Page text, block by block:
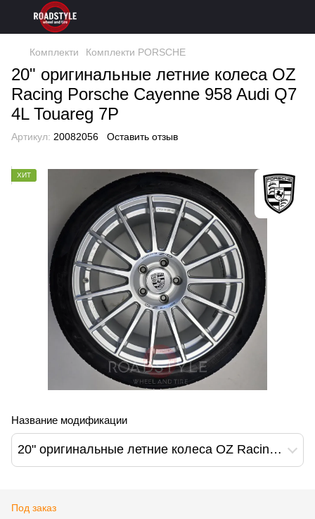
Комплекти Комплекти PORSCHE
20" оригинальные летние колеса OZ
Racing Porsche Cayenne 958 Audi Q7
4L Touareg 7P
Артикул: 20082056 Оставить отзыв
ХИТ
Название модификации
20" оригинальные летние колеса OZ Racing Porsche Cayenne 958 Audi Q7 4L Touareg 7P
Под заказ